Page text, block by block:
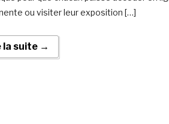
ou visiter leur exposition […]
la suite →